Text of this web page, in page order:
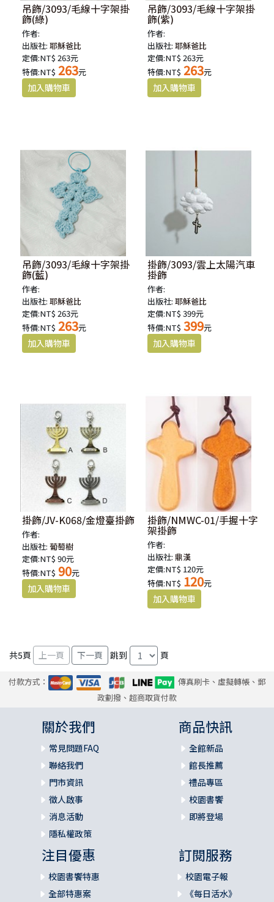
吊飾/3093/毛線十字架掛
飾(綠)
作者:
出版社:耶穌爸比
定價:NT$ 263元
特價:NT$ 263元
吊飾/3093/毛線十字架掛
飾(紫)
作者:
出版社:耶穌爸比
定價:NT$ 263元
特價:NT$ 263元
吊飾/3093/毛線十字架掛
飾(藍)
作者:
出版社:耶穌爸比
定價:NT$ 263元
特價:NT$ 263元
掛飾/3093/雲上太陽汽車
掛飾
作者:
出版社:耶穌爸比
定價:NT$ 399元
特價:NT$ 399元
掛飾/JV-K068/金燈臺掛飾
作者:
出版社:葡萄樹
定價:NT$ 90元
特價:NT$ 90元
掛飾/NMWC-01/手握十字
架掛飾
作者:
出版社:鼎漢
定價:NT$ 120元
特價:NT$ 120元
共5頁 跳到 頁
付款方式：
傳真刷卡、虛擬轉帳、郵
政劃撥、超商取貨付款
關於我們
常見問題FAQ
聯絡我們
門市資訊
徵人啟事
消息活動
隱私權政策
商品快訊
全館新品
館長推薦
禮品專區
校園書饗
即將登場
注目優惠
校園書饗特惠
全部特惠案
訂閱服務
校園電子報
《每日活水》